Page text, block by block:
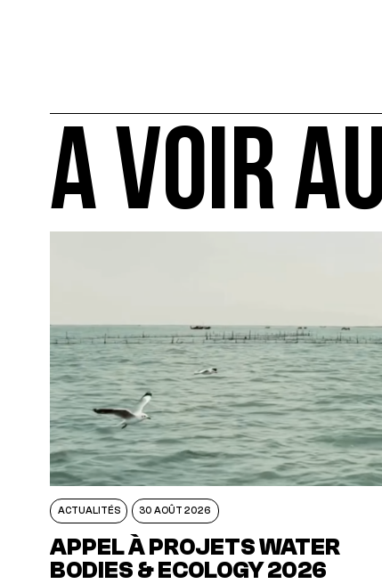
A VOIR
ACTUALITÉS 30 AOÛT 2026
APPEL À PROJETS WATER
BODIES & ECOLOGY 2026